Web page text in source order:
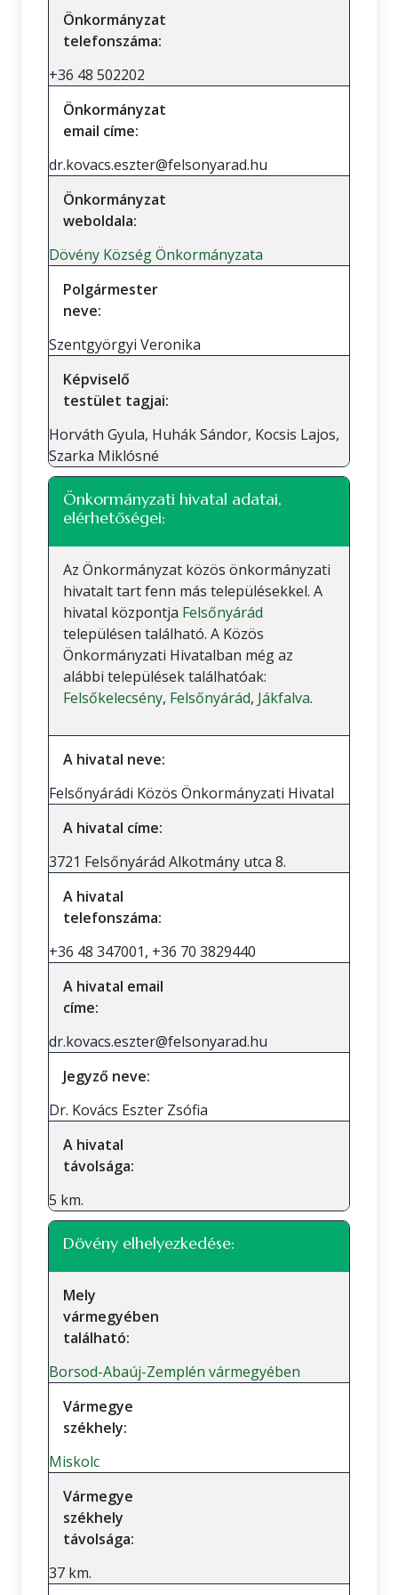
Önkormányzat
telefonszáma:
+36 48 502202
Önkormányzat
email címe:
dr.kovacs.eszter@felsonyarad.hu
Önkormányzat
weboldala:
Dövény Község Önkormányzata
Polgármester
neve:
Szentgyörgyi Veronika
Képviselő
testület tagjai:
Horváth Gyula, Huhák Sándor, Kocsis Lajos,
Szarka Miklósné
Önkormányzati hivatal adatai,
elérhetőségei:
Az Önkormányzat közös önkormányzati
hivatalt tart fenn más településekkel. A
hivatal központja Felsőnyárád
településen található. A Közös
Önkormányzati Hivatalban még az
alábbi települések találhatóak:
Felsőkelecsény, Felsőnyárád, Jákfalva.
A hivatal neve:
Felsőnyárádi Közös Önkormányzati Hivatal
A hivatal címe:
3721 Felsőnyárád Alkotmány utca 8.
A hivatal
telefonszáma:
+36 48 347001, +36 70 3829440
A hivatal email
címe:
dr.kovacs.eszter@felsonyarad.hu
Jegyző neve:
Dr. Kovács Eszter Zsófia
A hivatal
távolsága:
5 km.
Dövény elhelyezkedése:
Mely
vármegyében
található:
Borsod-Abaúj-Zemplén vármegyében
Vármegye
székhely:
Miskolc
Vármegye
székhely
távolsága:
37 km.